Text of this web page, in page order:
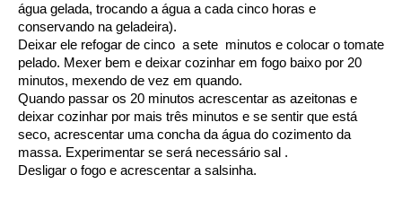
água gelada, trocando a água a cada cinco horas e
conservando na geladeira).
Deixar ele refogar de cinco  a sete  minutos e colocar o tomate
pelado. Mexer bem e deixar cozinhar em fogo baixo por 20
minutos, mexendo de vez em quando.
Quando passar os 20 minutos acrescentar as azeitonas e
deixar cozinhar por mais três minutos e se sentir que está
seco, acrescentar uma concha da água do cozimento da
massa. Experimentar se será necessário sal .
Desligar o fogo e acrescentar a salsinha.